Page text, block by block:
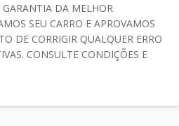
DA MELHOR
SEU CARRO E APROVAMOS
DE CORRIGIR QUALQUER ERRO
CONSULTE CONDIÇÕES E